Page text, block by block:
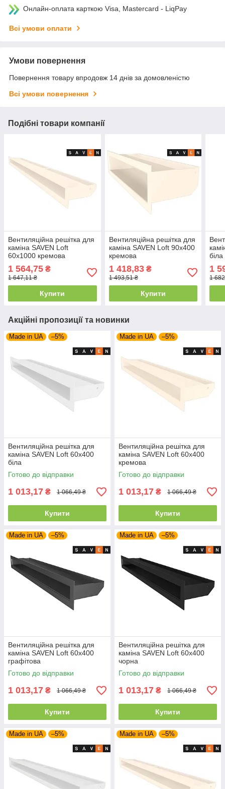
Онлайн-оплата карткою Visa, Mastercard - LiqPay
Всі умови оплати
Умови повернення
Повернення товару впродовж 14 днів за домовленістю
Всі умови повернення
Подібні товари компанії
Вентиляційна решітка для
каміна SAVEN Loft
60х1000 кремова
1 564,75 ₴
1 647,11 ₴
Купити
Вентиляційна решітка для
каміна SAVEN Loft 90х400
кремова
1 418,83₴
1 493,51 ₴
Купити
біла
1
1
Акційні пропозиції та новинки
Made in UA –5%
Вентиляційна решітка для
каміна SAVEN Loft 60х400
біла
Готово до відправки
1 013,17 ₴ 1 066,49 ₴
Купити
Made in UA –5%
Вентиляційна решітка для
каміна SAVEN Loft 60х400
кремова
Готово до відправки
1 013,17 ₴ 1 066,49 ₴
Купити
Made in UA –5%
Вентиляційна решітка для
каміна SAVEN Loft 60х400
графітова
Готово до відправки
1 013,17 ₴ 1 066,49 ₴
Купити
Made in UA –5%
Вентиляційна решітка для
каміна SAVEN Loft 60х400
чорна
Готово до відправки
1 013,17 ₴ 1 066,49 ₴
Купити
Made in UA –5% Made in UA –5%